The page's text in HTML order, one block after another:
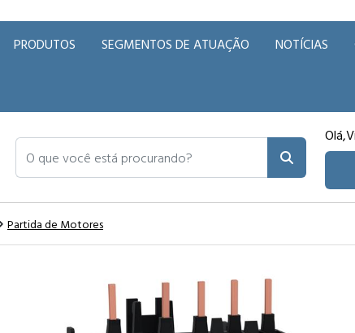
PRODUTOS SEGMENTOS DE ATUAÇÃO NOTÍCIAS
O que você está procurando? Olá,
Partida de Motores